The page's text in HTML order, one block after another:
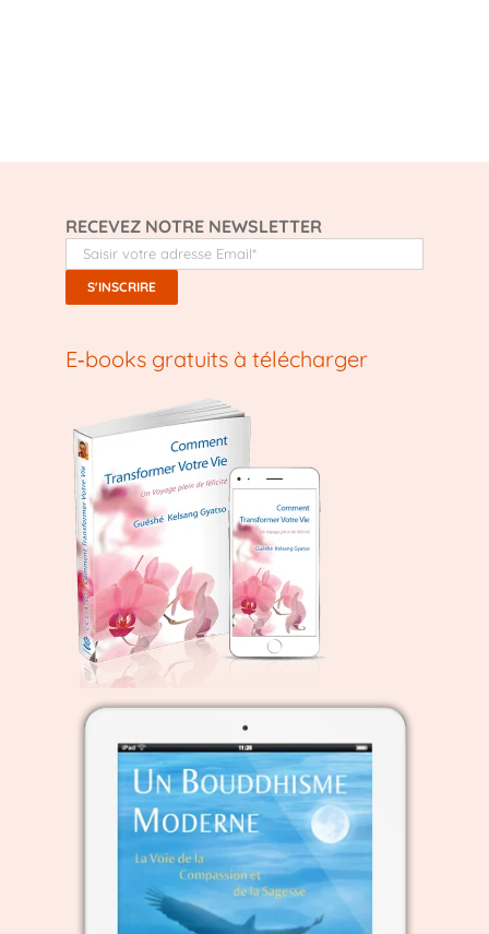
RECEVEZ NOTRE NEWSLETTER
E‑books gratuits à télécharger